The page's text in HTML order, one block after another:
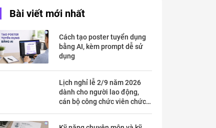
Bài viết mới nhất
Cách tạo poster tuyển dụng
bằng AI, kèm prompt dễ sử
dụng
Lịch nghỉ lễ 2/9 năm 2026
dành cho người lao động,
cán bộ công chức viên chức